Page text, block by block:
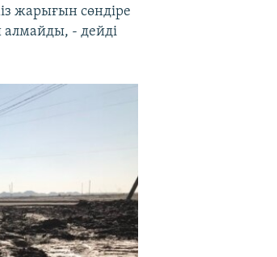
жарығын сөндіре
алмайды, - дейді